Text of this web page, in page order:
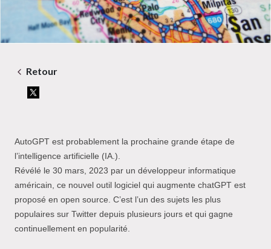
Retour
AutoGPT est probablement la prochaine grande étape de
l’intelligence artificielle (IA.).
Révélé le 30 mars, 2023 par un développeur informatique
américain, ce nouvel outil logiciel qui augmente chatGPT est
proposé en open source. C’est l’un des sujets les plus
populaires sur Twitter depuis plusieurs jours et qui gagne
continuellement en popularité.